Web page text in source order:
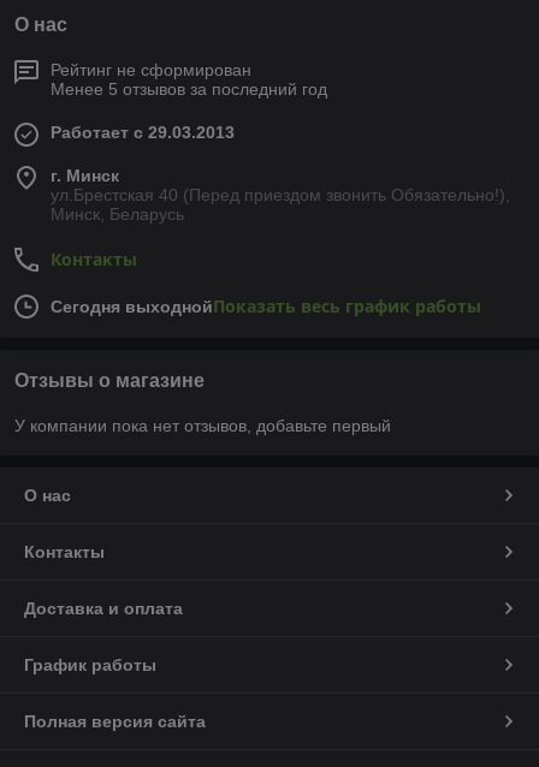
О нас
Рейтинг не сформирован
Менее 5 отзывов за последний год
Работает с 29.03.2013
г. Минск
ул.Брестская 40 (Перед приездом звонить Обязательно!),
Минск, Беларусь
Контакты
Сегодня выходнойПоказать весь график работы
Отзывы о магазине
У компании пока нет отзывов, добавьте первый
О нас
Контакты
Доставка и оплата
График работы
Полная версия сайта